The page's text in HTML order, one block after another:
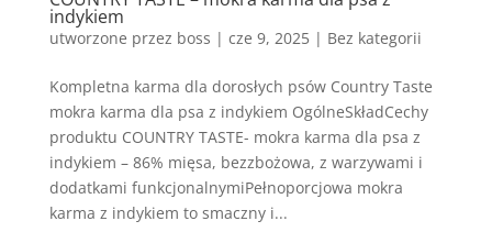
indykiem
utworzone przez boss | cze 9, 2025| Bez kategorii
Kompletna karma dla dorosłych psów Country Taste
mokra karma dla psa z indykiem OgólneSkładCechy
produktu COUNTRY TASTE- mokra karma dla psa z
indykiem – 86% mięsa, bezzbożowa, z warzywami i
dodatkami funkcjonalnymiPełnoporcjowa mokra
karma z indykiem to smaczny i...